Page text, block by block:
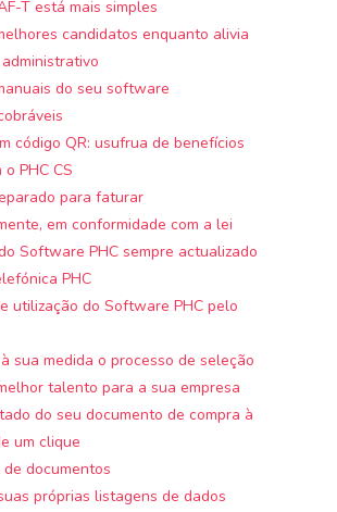
T está mais simples
candidatos enquanto alivia
do seu software
código QR: usufrua de benefícios
PHC CS
para faturar
em conformidade com a lei
Software PHC sempre actualizado
PHC
utilização do Software PHC pelo
sua medida o processo de seleção
talento para a sua empresa
do seu documento de compra à
um clique
documentos
próprias listagens de dados